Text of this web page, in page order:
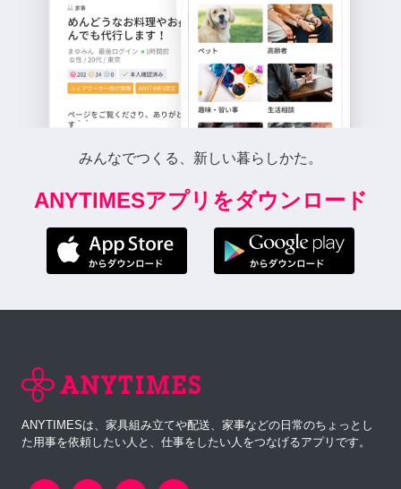
みんなでつくる、新しい暮らしかた。
ANYTIMESアプリをダウンロード
ANYTIMESは、家具組み立てや配送、家事などの日常のちょっとし
た用事を依頼したい人と、仕事をしたい人をつなげるアプリです。